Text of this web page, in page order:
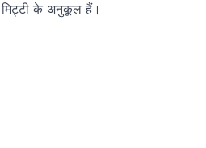
मिट्टी के अनुकूल हैं।